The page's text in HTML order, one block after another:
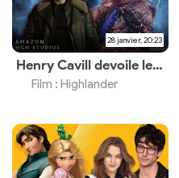
28 janvier, 20:23
Henry Cavill devoile les premières images du film
Film : Highlander